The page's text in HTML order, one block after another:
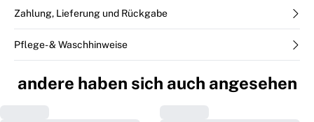
Zahlung, Lieferung und Rückgabe
Pflege- & Waschhinweise
andere haben sich auch angesehen